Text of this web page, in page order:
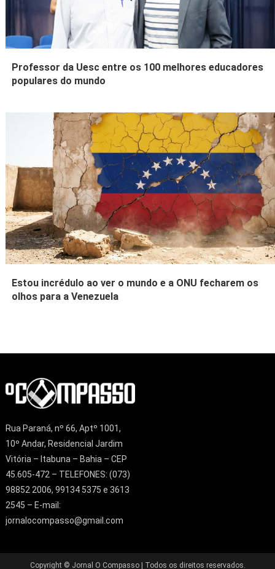
Professor da Uesc entre os 100 melhores educadores
populares do mundo
Estou incrédulo ao ver o mundo e a ONU fecharem os
olhos para a Venezuela
Rua Paraná, nº 66, Aptº 1001,
10º Andar, Residencial Jardim
Vitória – Itabuna – Bahia – CEP
45.605-472 – TELEFONES: (073)
98852 2006, 99134 5375 e 3613
2545 – E-mail:
jornalocompasso@gmail.com
Copyright © Jornal O Compasso | Todos os direitos reservados.